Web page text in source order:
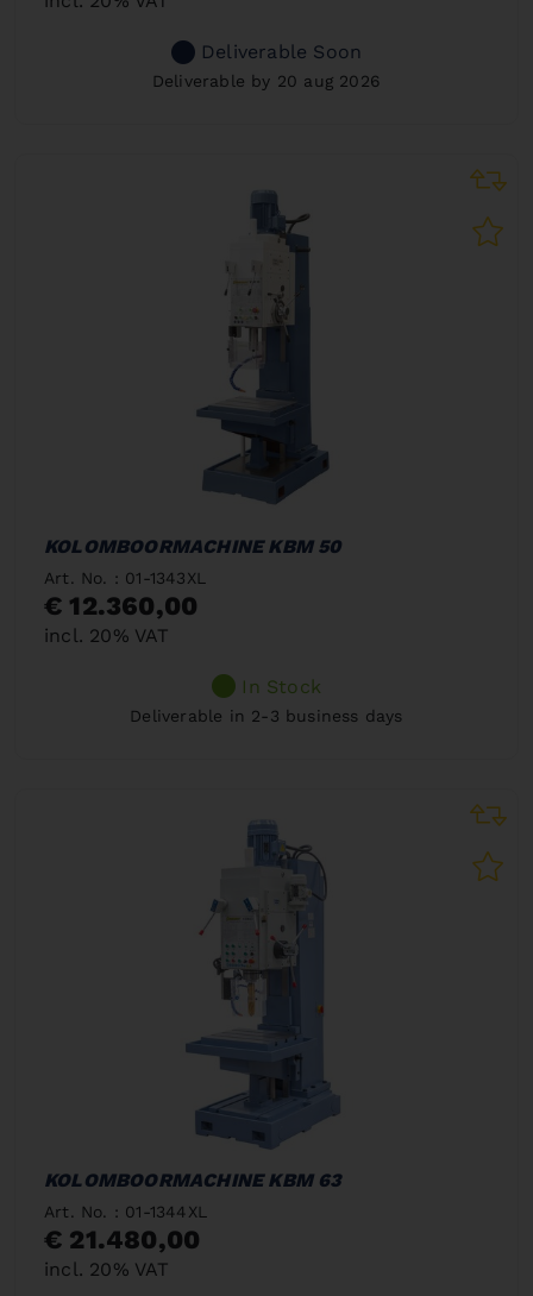
Deliverable Soon
Deliverable by 20 aug 2026
KOLOMBOORMACHINE KBM 50
Art. No. : 01-1343XL
€ 12.360,00
incl. 20% VAT
In Stock
Deliverable in 2-3 business days
KOLOMBOORMACHINE KBM 63
Art. No. : 01-1344XL
€ 21.480,00
incl. 20% VAT